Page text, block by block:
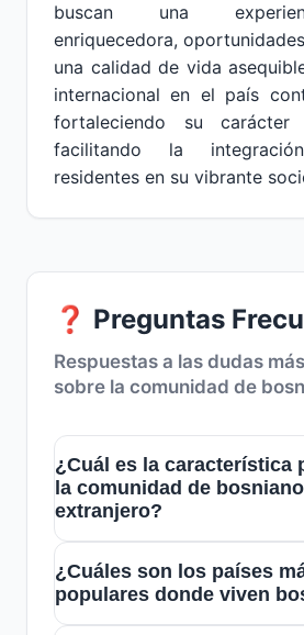
buscan una
enriquecedora,
una calidad de vida
internacional en el país
fortaleciendo su carácter
facilitando la
residentes en su vibrante
❓ Preguntas
Respuestas a las dudas
sobre la comunidad de
¿Cuál es la característica
la comunidad de
extranjero?
extranjero es muy unida y
manteniendo vivas sus
¿Cuáles son los países
populares donde viven